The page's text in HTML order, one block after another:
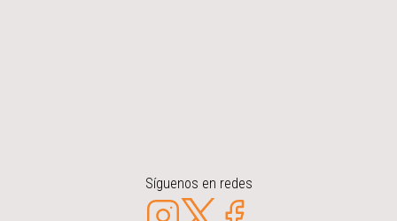
Síguenos en redes